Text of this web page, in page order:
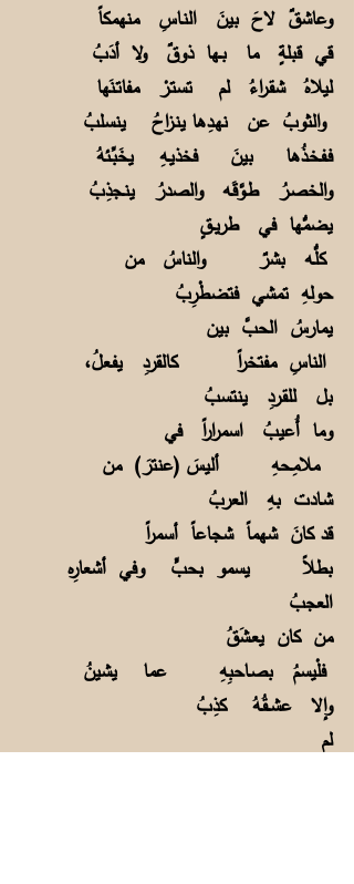
وعاشقٌ لاحَ بينَ النـاسِ منهمكاً
قي قبلةٍ ما بــها ذوقٌ ولا أدَبُ
ليلاهُ شقـراءُ لم تستـرْ مفاتـنَها
والثوبُ عن نهـدِها ينـزاحُ ينسلبُ
فـفـخـذُها بينَ فخذيـهِ يخَبِّـئهُ
والخصـرُ طـوَّقَـه والصدرُ ينـجذِبُ
يضمُّها في طريــقٍ
كلُّـه بشرٌ والناسُ من
حولهِ تمشي فتضطْرِبُ
يمارسُ الحبَّ بين
الناسِ مفتخراً كالقردِ يفـعلُ،
بل للقـردِ ينتسبُ
وما أُعيبُ اسمراراً في
ملامِـحهِ أليسَ (عنترَ) من
شـادت بهِ العربُ
قد كانَ شهماً شجاعاً أسمراً
بطلاً يسمو بحبٍّ وفي أشعارِه
العجبُ
من كان يعـشَقُ
فلْيسمُ بصـاحبِهِ عما يشينُ
وإلا عشــقُـهُ كذِبُ
لم